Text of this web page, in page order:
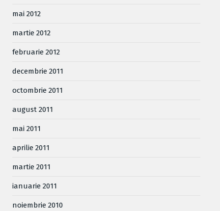
mai 2012
martie 2012
februarie 2012
decembrie 2011
octombrie 2011
august 2011
mai 2011
aprilie 2011
martie 2011
ianuarie 2011
noiembrie 2010